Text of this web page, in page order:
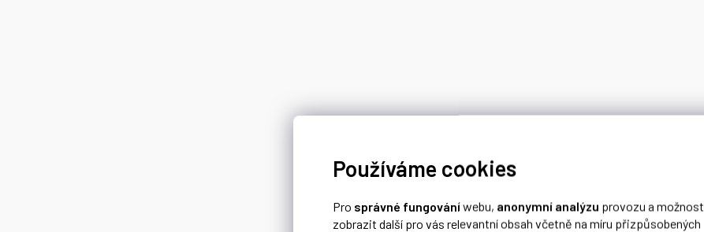
Používáme cookies
Pro správné fungováníwebu, anonymní analýzu provozu a možnost
zobrazit další pro vás relevantní obsah včetně na míru přizpůsobených